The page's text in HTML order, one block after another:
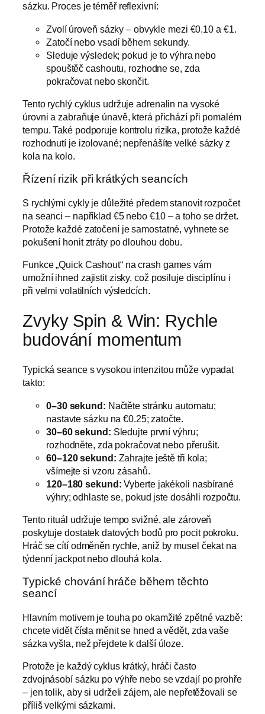
sázku. Proces je téměř reflexivní:
Zvolí úroveň sázky – obvykle mezi €0.10 a €1.
Zatočí nebo vsadí během sekundy.
Sleduje výsledek; pokud je to výhra nebo
spouštěč cashoutu, rozhodne se, zda
pokračovat nebo skončit.
Tento rychlý cyklus udržuje adrenalin na vysoké
úrovni a zabraňuje únavě, která přichází při pomalém
tempu. Také podporuje kontrolu rizika, protože každé
rozhodnutí je izolované; nepřenášíte velké sázky z
kola na kolo.
Řízení rizik při krátkých seancích
S rychlými cykly je důležité předem stanovit rozpočet
na seanci – například €5 nebo €10 – a toho se držet.
Protože každé zatočení je samostatné, vyhnete se
pokušení honit ztráty po dlouhou dobu.
Funkce „Quick Cashout“ na crash games vám
umožní ihned zajistit zisky, což posiluje disciplínu i
při velmi volatilních výsledcích.
Zvyky Spin & Win: Rychle
budování momentum
Typická seance s vysokou intenzitou může vypadat
takto:
0–30 sekund: Načtěte stránku automatu;
nastavte sázku na €0.25; zatočte.
30–60 sekund: Sledujte první výhru;
rozhodněte, zda pokračovat nebo přerušit.
60–120 sekund: Zahrajte ještě tři kola;
všímejte si vzoru zásahů.
120–180 sekund: Vyberte jakékoli nasbírané
výhry; odhlaste se, pokud jste dosáhli rozpočtu.
Tento rituál udržuje tempo svižné, ale zároveň
poskytuje dostatek datových bodů pro pocit pokroku.
Hráč se cítí odměněn rychle, aniž by musel čekat na
týdenní jackpot nebo dlouhá kola.
Typické chování hráče během těchto
seancí
Hlavním motivem je touha po okamžité zpětné vazbě:
chcete vidět čísla měnit se hned a vědět, zda vaše
sázka vyšla, než přejdete k další úloze.
Protože je každý cyklus krátký, hráči často
zdvojnásobí sázku po výhře nebo se vzdají po prohře
– jen tolik, aby si udrželi zájem, ale nepřetěžovali se
příliš velkými sázkami.